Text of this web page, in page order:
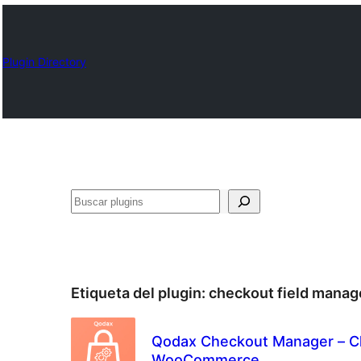
Plugin Directory
Buscar
Etiqueta del plugin: checkout field
Qodax Checkout Manager –